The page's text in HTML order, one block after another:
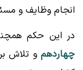
انجام وظایف و
در این حکم
چهاردهم و تلاش